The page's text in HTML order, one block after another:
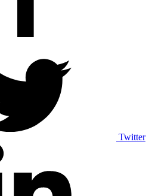
Twitter